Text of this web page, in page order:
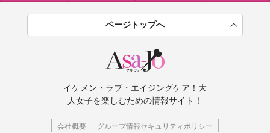
ページトップへ
イケメン・ラブ・エイジングケア！大
人女子を楽しむための情報サイト！
会社概要 グループ情報セキュリティポリシー